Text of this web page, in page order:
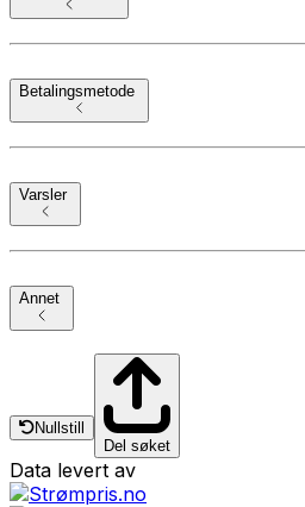
Betalingsmetode
Varsler
Annet
Nullstill
Del søket
Data levert av